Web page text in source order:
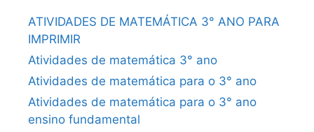
ATIVIDADES DE MATEMÁTICA 3° ANO PARA
IMPRIMIR
Atividades de matemática 3° ano
Atividades de matemática para o 3° ano
Atividades de matemática para o 3° ano
ensino fundamental